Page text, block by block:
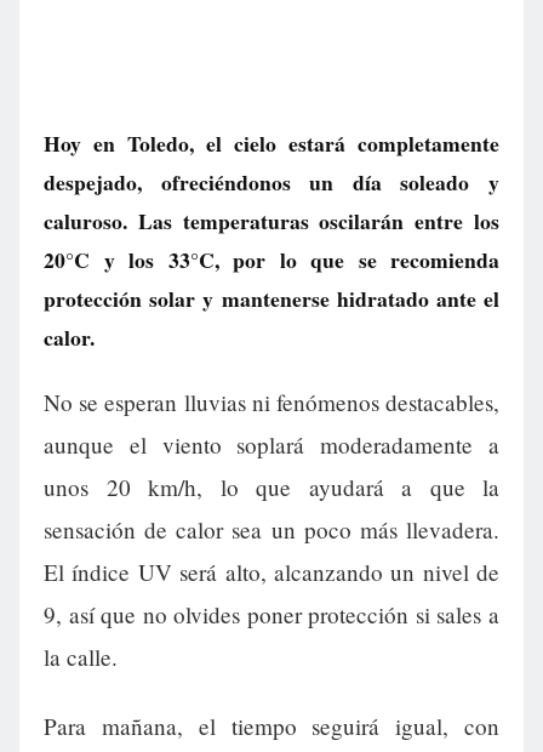
Hoy en Toledo, el cielo estará completamente
despejado, ofreciéndonos un día soleado y
caluroso. Las temperaturas oscilarán entre los
20°C y los 33°C, por lo que se recomienda
protección solar y mantenerse hidratado ante el
calor.
No se esperan lluvias ni fenómenos destacables,
aunque el viento soplará moderadamente a
unos 20 km/h, lo que ayudará a que la
sensación de calor sea un poco más llevadera.
El índice UV será alto, alcanzando un nivel de
9, así que no olvides poner protección si sales a
la calle.
Para mañana, el tiempo seguirá igual, con